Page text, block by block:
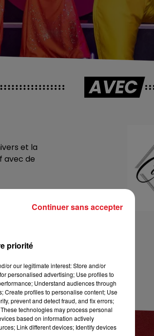
LES APRÈS-
et la
avec de
AVEC
priorité
or our legitimate interest: Store and/or
personalised advertising; Use profiles to
Understand audiences through
Create profiles to personalise content; Use
prevent and detect fraud, and fix errors;
technologies may process personal
based on information actively
Link different devices; Identify devices
Continuer sans accepter